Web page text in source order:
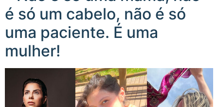
é só um cabelo, não é só
uma paciente. É uma
mulher!